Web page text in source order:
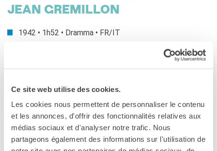
Ce site web utilise des cookies.
Les cookies nous permettent de personnaliser le contenu
et les annonces, d'offrir des fonctionnalités relatives aux
médias sociaux et d'analyser notre trafic. Nous
partageons également des informations sur l'utilisation de
Salon de lecture (online)
LIBRAIRIE FRANÇAISE DE
JEAN GREMILLON
1942 • 1h52 • Dramma • FR/IT
Scen., Dial.: Jacques Prévert, Pierre Laroche. F.: Louis Page.
André Barsacq e Alexandre Trauner. Mu.: Roland Manuel. Su.:
Jean Monchablon. Int.: Madeleine Renaud (Cri-cri), Pierre
Brasseur (Roland), Madeleine Robinson (Michèle), Paul
Bernard (Patrice), Georges Marchal (Julien), Marcel
Lévesque (Monsieur Louis), Léonce Corne (Tonton), Charles
Blavette (Vincent), Jane Marken (Louise Martinet), Henri